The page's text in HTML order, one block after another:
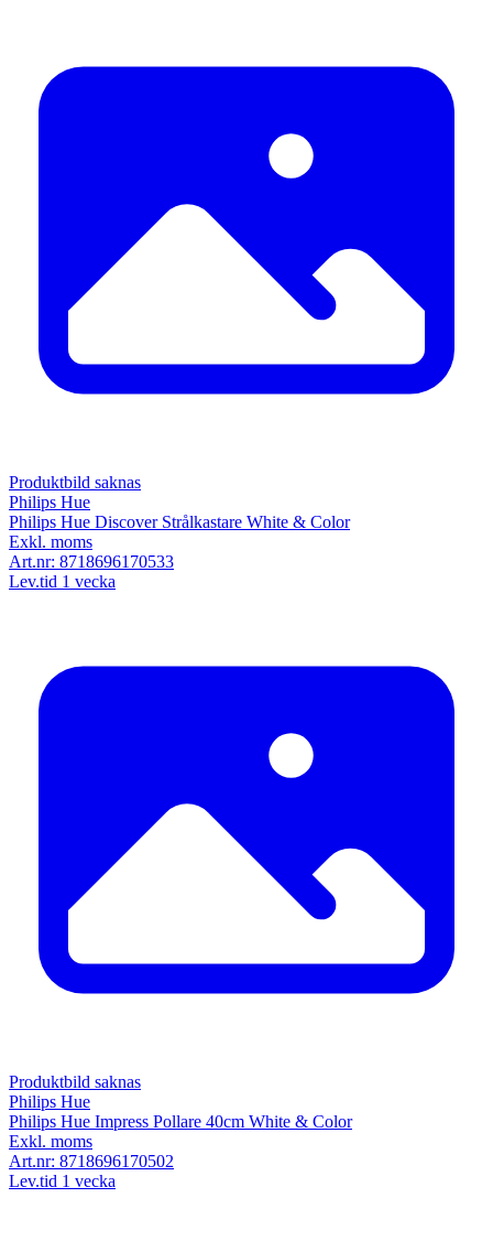
Produktbild saknas
Philips Hue
Philips Hue Discover Strålkastare White & Color
Exkl. moms
Art.nr: 8718696170533
Lev.tid 1 vecka
Produktbild saknas
Philips Hue
Philips Hue Impress Pollare 40cm White & Color
Exkl. moms
Art.nr: 8718696170502
Lev.tid 1 vecka